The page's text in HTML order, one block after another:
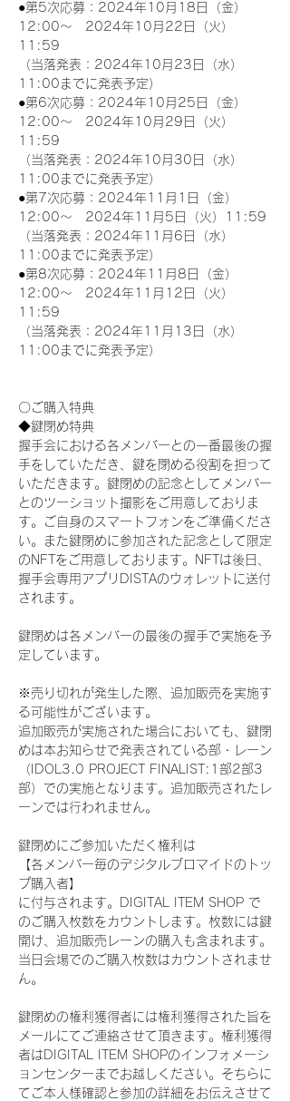
●第5次応募：2024年10月18日（金）
12:00～　2024年10月22日（火）
11:59
（当落発表：2024年10月23日（水）
11:00までに発表予定）
●第6次応募：2024年10月25日（金）
12:00～　2024年10月29日（火）
11:59
（当落発表：2024年10月30日（水）
11:00までに発表予定）
●第7次応募：2024年11月1日（金）
12:00～　2024年11月5日（火）11:59
（当落発表：2024年11月6日（水）
11:00までに発表予定）
●第8次応募：2024年11月8日（金）
12:00～　2024年11月12日（火）
11:59
（当落発表：2024年11月13日（水）
11:00までに発表予定）
〇ご購入特典
◆鍵閉め特典
握手会における各メンバーとの一番最後の握
手をしていただき、鍵を閉める役割を担って
いただきます。鍵閉めの記念としてメンバー
とのツーショット撮影をご用意しておりま
す。ご自身のスマートフォンをご準備くださ
い。また鍵閉めに参加された記念として限定
のNFTをご用意しております。NFTは後日、
握手会専用アプリDISTAのウォレットに送付
されます。
鍵閉めは各メンバーの最後の握手で実施を予
定しています。
※売り切れが発生した際、追加販売を実施す
る可能性がございます。
追加販売が実施された場合においても、鍵閉
めは本お知らせで発表されている部・レーン
（IDOL3.0 PROJECT FINALIST:1部2部3
部）での実施となります。追加販売されたレ
ーンでは行われません。
鍵閉めにご参加いただく権利は
【各メンバー毎のデジタルブロマイドのトッ
プ購入者】
に付与されます。DIGITAL ITEM SHOP で
のご購入枚数をカウントします。枚数には鍵
開け、追加販売レーンの購入も含まれます。
当日会場でのご購入枚数はカウントされませ
ん。
鍵閉めの権利獲得者には権利獲得された旨を
メールにてご連絡させて頂きます。権利獲得
者はDIGITAL ITEM SHOPのインフォメーシ
ョンセンターまでお越しください。そちらに
てご本人様確認と参加の詳細をお伝えさせて